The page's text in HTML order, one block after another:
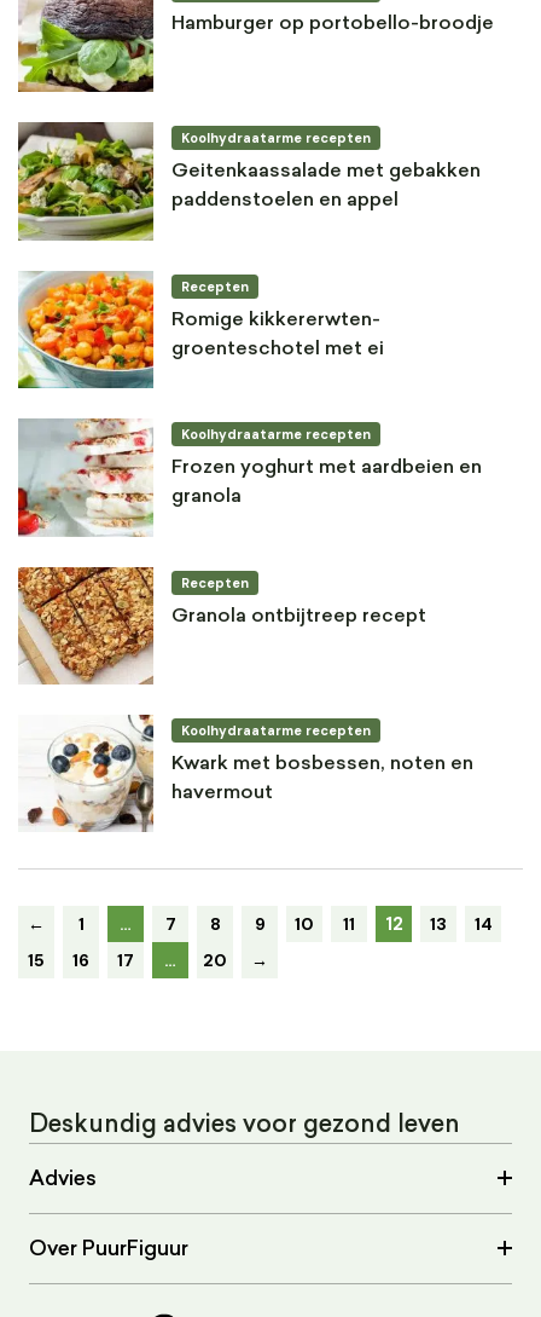
Hamburger op portobello-broodje
Koolhydraatarme recepten
Geitenkaassalade met gebakken
paddenstoelen en appel
Recepten
Romige kikkererwten-
groenteschotel met ei
Koolhydraatarme recepten
Frozen yoghurt met aardbeien en
granola
Recepten
Granola ontbijtreep recept
Koolhydraatarme recepten
Kwark met bosbessen, noten en
havermout
← 1 … 7 8 9 10 11 12 13
14
15
16 17 … 20 →
Deskundig advies voor gezond leven
Advies
Over PuurFiguur